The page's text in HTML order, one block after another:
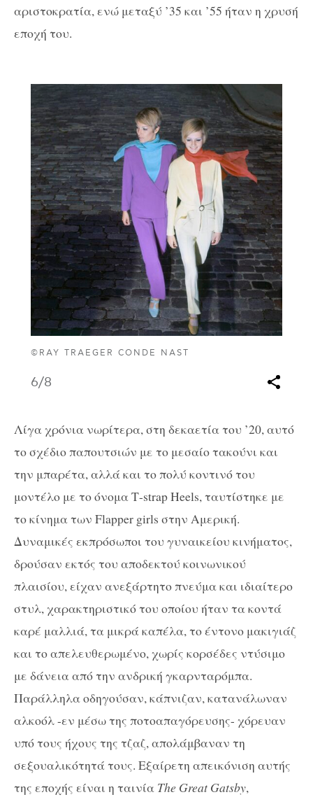
αριστοκρατία, ενώ μεταξύ ’35 και ’55 ήταν η χρυσή
εποχή του.
©RAY TRAEGER CONDE NAST
6/8
Λίγα χρόνια νωρίτερα, στη δεκαετία του ’20, αυτό
το σχέδιο παπουτσιών με το μεσαίο τακούνι και
την μπαρέτα, αλλά και τo πολύ κοντινό του
μοντέλο με το όνομα Τ-strap Heels, ταυτίστηκε με
το κίνημα των Flapper girls στην Αμερική.
Δυναμικές εκπρόσωποι του γυναικείου κινήματος,
δρούσαν εκτός του αποδεκτού κοινωνικού
πλαισίου, είχαν ανεξάρτητο πνεύμα και ιδιαίτερο
στυλ, χαρακτηριστικό του οποίου ήταν τα κοντά
καρέ μαλλιά, τα μικρά καπέλα, το έντονο μακιγιάζ
και το απελευθερωμένο, χωρίς κορσέδες ντύσιμο
με δάνεια από την ανδρική γκαρνταρόμπα.
Παράλληλα οδηγούσαν, κάπνιζαν, κατανάλωναν
αλκοόλ -εν μέσω της ποτοαπαγόρευσης- χόρευαν
υπό τους ήχους της τζαζ, απολάμβαναν τη
σεξουαλικότητά τους. Εξαίρετη απεικόνιση αυτής
της εποχής είναι η ταινία The Great Gatsby,